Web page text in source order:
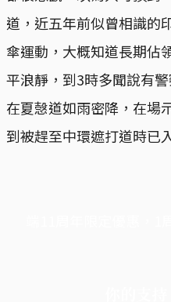
道，近五年前似曾相識的
傘運動，大概知道長期佔
平浪靜，到3時多聞說有
在夏愨道如雨密降，在場
到被趕至中環遮打道時已